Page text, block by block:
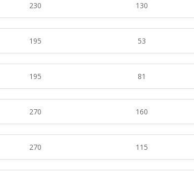
230 130
195 53
195 81
270 160
270 115